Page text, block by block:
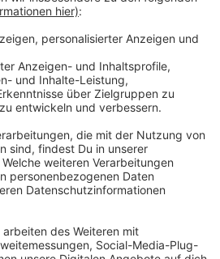
machen. Außerdem gibt
Ausfahrten für Gravelbikes, für
muss. Zum
auch Networken in der
Lastenrad-Polo oder ein
kosten zwischen 10 und 15